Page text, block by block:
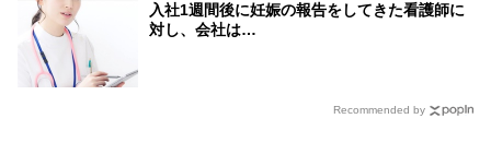
入社1週間後に妊娠の報告をしてきた看護師に
対し、会社は…
Recommended by